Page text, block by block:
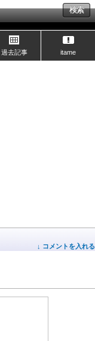
検索
過去記事 itame
↓ コメントを入れる